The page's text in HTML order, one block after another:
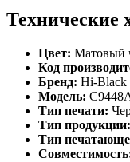
Технические
Цвет: Матовый
Код
Бренд: Hi-Black
Модель:
Тип печати:
Тип продукции:
Тип